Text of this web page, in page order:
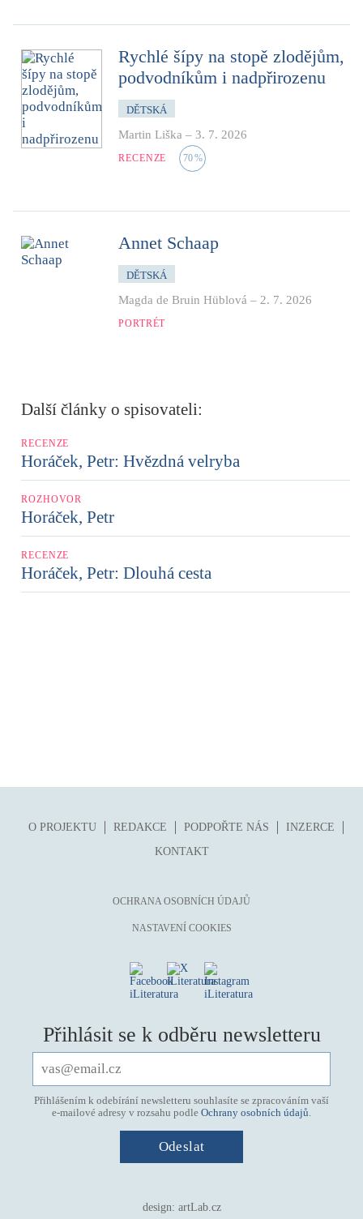
Rychlé šípy na stopě zlodějům,
podvodníkům i nadpřirozenu
DĚTSKÁ
Martin Liška – 3. 7. 2026
RECENZE 70%
Annet Schaap
DĚTSKÁ
Magda de Bruin Hüblová – 2. 7. 2026
PORTRÉT
Další články o spisovateli:
RECENZE
Horáček, Petr: Hvězdná velryba
ROZHOVOR
Horáček, Petr
RECENZE
Horáček, Petr: Dlouhá cesta
O PROJEKTU REDAKCE PODPOŘTE NÁS
INZERCE
KONTAKT
OCHRANA OSOBNÍCH ÚDAJŮ
NASTAVENÍ COOKIES
Přihlásit se k odběru newsletteru
Přihlášením k odebírání newsletteru souhlasíte se zpracováním vaší
e-mailové adresy v rozsahu podle Ochrany osobních údajů
design: artLab.cz